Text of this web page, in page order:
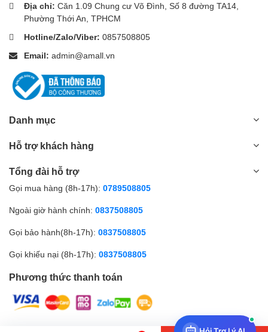
Địa chỉ: Căn 1.09 Chung cư Võ Đình, Số 8 đường TA14,
Phường Thới An, TPHCM
Hotline/Zalo/Viber: 0857508805
Email: admin@amall.vn
Danh mục
Hỗ trợ khách hàng
Tổng đài hỗ trợ
Gọi mua hàng (8h-17h): 0789508805
Ngoài giờ hành chính: 0837508805
Gọi bảo hành(8h-17h): 0837508805
Gọi khiếu nại (8h-17h): 0837508805
Phương thức thanh toán